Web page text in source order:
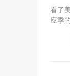
看了
应季